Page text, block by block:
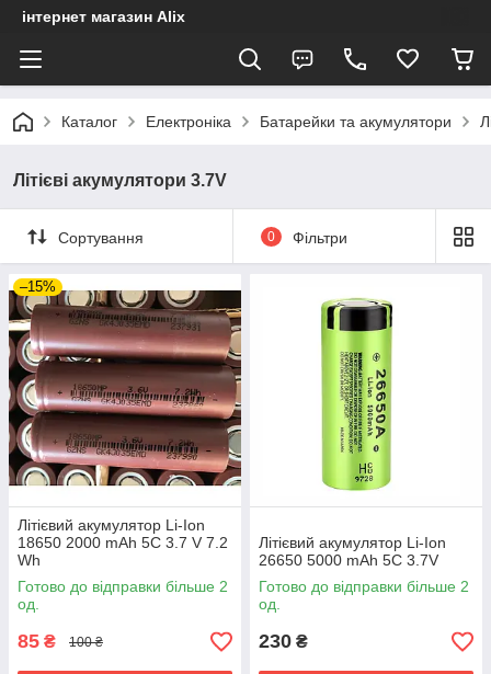
інтернет магазин Alix
Каталог Електроніка Батарейки та акумулятори
Літієві акумулятори 3.7V
Сортування 0 Фільтри
–15%
Літієвий акумулятор Li-Ion
18650 2000 mAh 5С 3.7 V 7.2
Wh
Готово до відправки більше 2
од.
85 ₴ 100 ₴
Літієвий акумулятор Li-Ion
26650 5000 mAh 5С 3.7V
Готово до відправки більше 2
од.
230 ₴